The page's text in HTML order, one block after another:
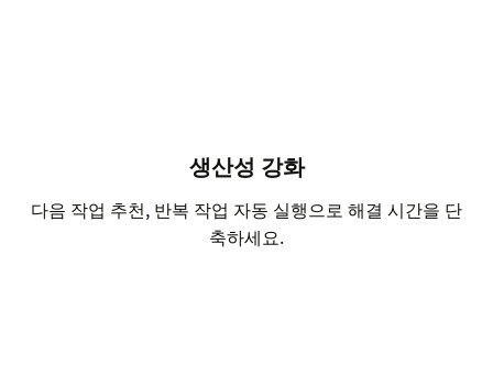
생산성 강화
다음 작업 추천, 반복 작업 자동 실행으로 해결 시간을 단
축하세요.